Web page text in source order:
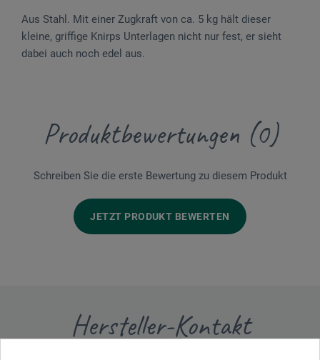
Aus Stahl. Mit einer Zugkraft von ca. 5 kg hält dieser
kleine, griffige Knirps Unterlagen nicht nur fest, er sieht
dabei auch noch edel aus.
Produktbewertungen (0)
Schreiben Sie die erste Bewertung zu diesem Produkt
JETZT PRODUKT BEWERTEN
Hersteller-Kontakt